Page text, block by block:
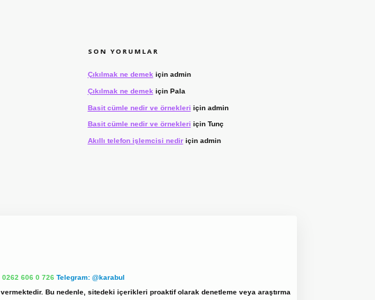
SON YORUMLAR
Çıkılmak ne demekiçin admin
Çıkılmak ne demek için Pala
Basit cümle nedir ve örnekleri için admin
Basit cümle nedir ve örnekleri için Tunç
Akıllı telefon işlemcisi nediriçin admin
0262 606 0 726 Telegram: @karabul
Bu nedenle, sitedeki içerikleri proaktif olarak denetleme veya araştırma